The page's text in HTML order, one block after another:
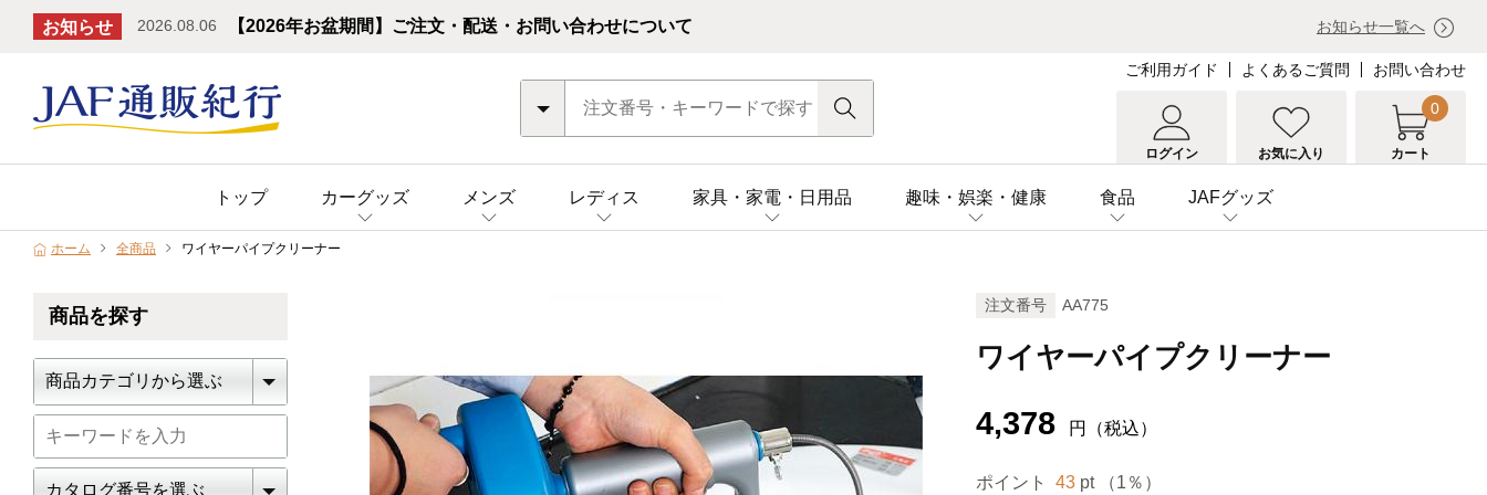
ご利用ガイド よくあるご質問 お問い合わせ
ログイン お気に入り
0
カート
トップ カーグッズ メンズ レディス 家具・家電・日用品 趣味・娯楽・健康 食品 JAFグッズ
お知らせ 2026.08.06 【2026年お盆期間】ご注文・配送・お問い合わせについて お知らせ一覧へ
ホーム 全商品 ワイヤーパイプクリーナー
商品を探す 注文番号 AA775
ワイヤーパイプクリーナー
4,378 円（税込）
ポイント 43 pt （1％）